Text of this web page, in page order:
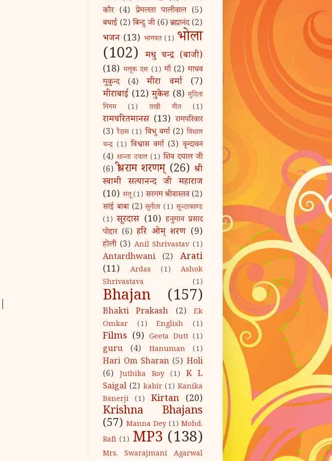
कौर (4) प्रेमलता पालीवाल (5)
बधाई (2) बिन्दु जी (6) ब्रह्मानंद (2)
भजन (13) भागवत (1) भोला
(102) मधु चन्द्र (बाजी)
(18) मलूक दस (1) माँ (2) माधव
मुकुन्द
(4) मीरा वर्मा
(7)
मीराबाई (12) मुकेश (8) मुदिता
निगम
(1) राखी गीत (1)
रामचरितमानस (13) रामपरिवार
(3) रैदास (1) विभु वर्मा (2) विशाल
चन्द्र (1) विश्वास वर्मा (3) वृन्दावन
(4) शान्ता दयाल (1) शिव दयाल जी
(6) श्री राम शरणम्‌ (26) श्री
स्वामी सत्यानन्द जी महाराज
(10) संतू (1) सरगम श्रीवास्तव (2)
सांई बाबा (2) सुनीता (1) सुन्दरकाण्ड
(1) सूरदास (10) हनुमान प्रसाद
पोद्दार (6) हरि ओम्‌ शरण (9)
होली (3) Anil Shrivastav (1)
Antardhwani (2) Arati
(11)
Ardas (1)
Ashok
Shrivastava
(1)
Bhajan (157)
Bhakti Prakash (2)
Ek
Omkar
(1) English (1)
Films (9) Geeta Dutt (1)
guru (4) Hanuman (1)
Hari Om Sharan (5) Holi
(6) Juthika Roy (1) K L
Saigal (2) kabir (1) Kanika
Banerji (1) Kirtan (20)
Krishna Bhajans
(57) Manna Dey (1) Mohd.
Rafi (1) MP3 (138)
Mrs. Swarajmani Agarwal